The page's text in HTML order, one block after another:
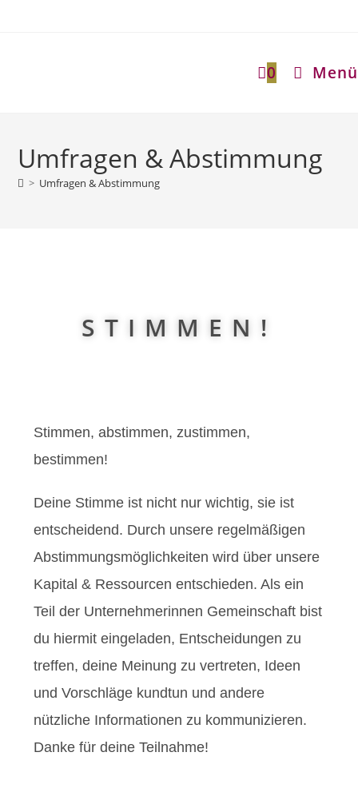
0 Menü
Umfragen & Abstimmung
> Umfragen & Abstimmung
STIMMEN!
Stimmen, abstimmen, zustimmen,
bestimmen!
Deine Stimme ist nicht nur wichtig, sie ist
entscheidend. Durch unsere regelmäßigen
Abstimmungsmöglichkeiten wird über unsere
Kapital & Ressourcen entschieden. Als ein
Teil der Unternehmerinnen Gemeinschaft bist
du hiermit eingeladen, Entscheidungen zu
treffen, deine Meinung zu vertreten, Ideen
und Vorschläge kundtun und andere
nützliche Informationen zu kommunizieren.
Danke für deine Teilnahme!